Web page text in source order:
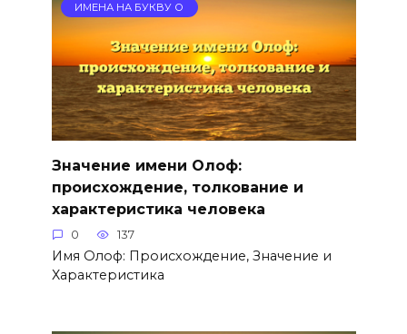
ИМЕНА НА БУКВУ О
Значение имени Олоф:
происхождение, толкование и
характеристика человека
0 137
Имя Олоф: Происхождение, Значение и
Характеристика